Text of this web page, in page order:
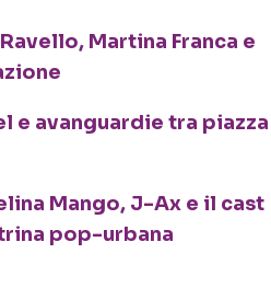
Martina Franca e
e avanguardie tra piazza
Mango, J-Ax e il cast
pop-urbana